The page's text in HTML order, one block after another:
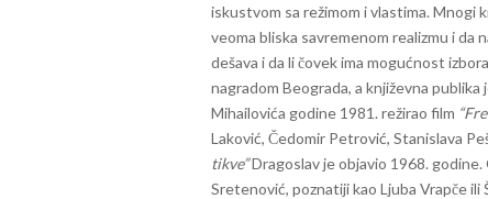
iskustvom sa režimom i vlastima. Mnogi
veoma bliska savremenom realizmu i da
dešava i da li čovek ima mogućnost
nagradom Beograda, a književna
Mihailovića godine 1981. režirao film
Laković, Čedomir Petrović, Stanislava
tikve”Dragoslav je objavio 1968.
Sretenović, poznatiji kao Ljuba Vrapče ili